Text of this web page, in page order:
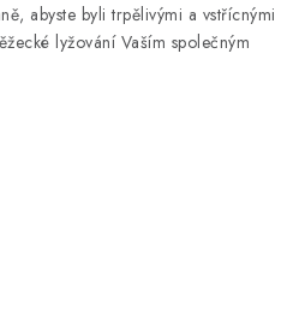
abyste byli trpělivými a vstřícnými
lyžování Vaším společným